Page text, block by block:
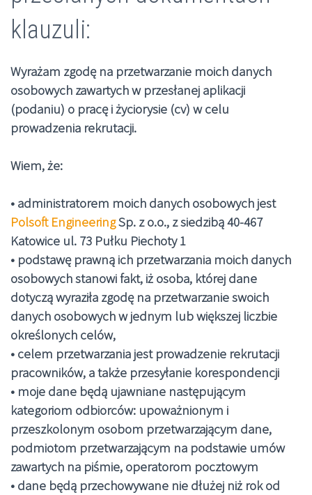
klauzuli:
Wyrażam zgodę na przetwarzanie moich danych
osobowych zawartych w przesłanej aplikacji
(podaniu) o pracę i życiorysie (cv) w celu
prowadzenia rekrutacji.
Wiem, że:
• administratorem moich danych osobowych jest
Polsoft EngineeringSp. z o.o., z siedzibą 40-467
Katowice ul. 73 Pułku Piechoty 1
• podstawę prawną ich przetwarzania moich danych
osobowych stanowi fakt, iż osoba, której dane
dotyczą wyraziła zgodę na przetwarzanie swoich
danych osobowych w jednym lub większej liczbie
określonych celów,
• celem przetwarzania jest prowadzenie rekrutacji
pracowników, a także przesyłanie korespondencji
• moje dane będą ujawniane następującym
kategoriom odbiorców: upoważnionym i
przeszkolonym osobom przetwarzającym dane,
podmiotom przetwarzającym na podstawie umów
zawartych na piśmie, operatorom pocztowym
• dane będą przechowywane nie dłużej niż rok od